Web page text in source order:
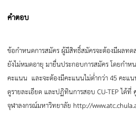
คำตอบ
ข้อกำหนดการสมัคร ผู้มีสิทธิ์สมัครจะต้องมีผลทด
ยังไม่หมดอายุ มายื่นประกอบการสมัคร โดยกำ
คะแนน และจะต้องมีคะแนนไม่ต่ำกว่า 45 คะแน
ดูรายละเอียด และปฏิทินการสอบ CU-TEP ได้
จุฬาลงกรณ์มหาวิทยาลัย http://